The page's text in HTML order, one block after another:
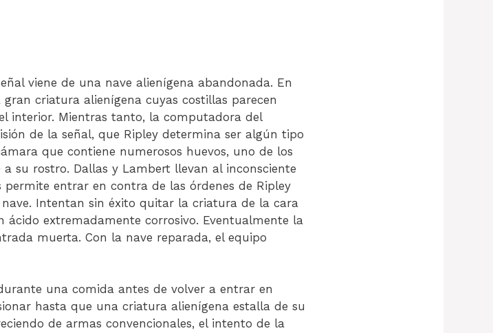
viene de una nave alienígena abandonada. En
criatura alienígena cuyas costillas parecen
interior. Mientras tanto, la computadora del
de la señal, que Ripley determina ser algún tipo
que contiene numerosos huevos, uno de los
su rostro. Dallas y Lambert llevan al inconsciente
entrar en contra de las órdenes de Ripley
Intentan sin éxito quitar la criatura de la cara
ácido extremadamente corrosivo. Eventualmente la
muerta. Con la nave reparada, el equipo
una comida antes de volver a entrar en
hasta que una criatura alienígena estalla de su
de armas convencionales, el intento de la